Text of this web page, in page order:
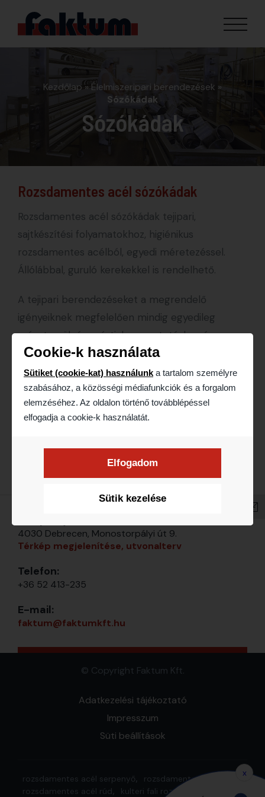
Kezdőlap » Élelmiszeripari berendezések »
Sózókádak
Sózókádak
Rozsdamentes acél sózókádak
Rozsdamentes acél sózókádak tejipari,
sajtkészítési folyamatokhoz, higiénikus
rozsdamentes acélból, egyedi méretezéssel.
Állólábbal, guruló kerekekkel is rendelhető.
A tejipari berendezéseket a megrendelő
igényeiknek megfelelően mindig egyedileg
méretezzük és gyártjuk: egyeztetéshez és
ajánlatkéréshez keressen minket
elérhetőségeink egyikén.
4030 Debrecen, Monostorpályi út 9.
Térkép megjelenítése, utvonalterv
Telefon:
+36 52 413-235
E-mail:
faktum@faktumkft.hu
© Copyright Faktum Kft.
Adatkezelési tájékoztató
Impresszum
Süti beállítások
rozsdamentes acél serpenyő
rozsdamentes acél cső
rozsdamentes acél rúd
kulteri fali rozsdamentes acél
x
Cookie-k használata
Sütiket (cookie-kat) használunk a tartalom személyre
szabásához, a közösségi médiafunkciók és a forgalom
elemzéséhez. Az oldalon történő továbblépéssel
elfogadja a cookie-k használatát.
Sütik kezelése
Elfogadom